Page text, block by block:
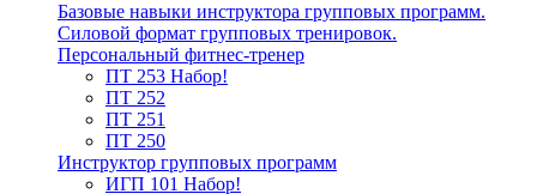
Базовые навыки инструктора групповых программ.
Силовой формат групповых тренировок.
Персональный фитнес-тренер
ПТ 253 Набор!
ПТ 252
ПТ 251
ПТ 250
Инструктор групповых программ
ИГП 101 Набор!